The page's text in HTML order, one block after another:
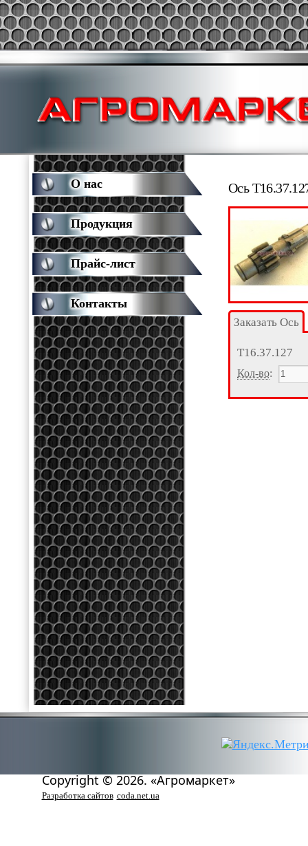
Ось
Заказать Ось
Т16.37.127
Кол-во:
О нас
Продукция
Прайс-лист
Контакты
Copyright © 2026. «Агромаркет»
Разработка сайтов coda.net.ua